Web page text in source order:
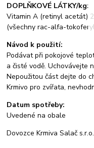
DOPLŇKOVÉ LÁTKY/kg:
Vitamin A (retinyl acetát)
(všechny rac-alfa-
Návod k použití:
Podávat při pokojové
a čisté vodě. Uchovávejte
Nepoužitou část dejte do
Krmivo pro zvířata,
Datum spotřeby:
Uvedené na obale
Dovozce Krmiva Salač